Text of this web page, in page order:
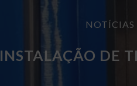
NOTÍCIAS
INSTALAÇÃO DE